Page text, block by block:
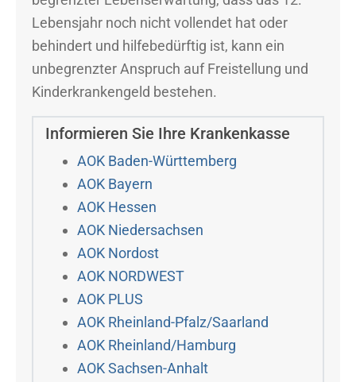
Lebensjahr noch nicht vollendet hat oder
behindert und hilfebedürftig ist, kann ein
unbegrenzter Anspruch auf Freistellung und
Kinderkrankengeld bestehen.
Informieren Sie Ihre Krankenkasse
AOK Baden-Württemberg
AOK Bayern
AOK Hessen
AOK Niedersachsen
AOK Nordost
AOK NORDWEST
AOK PLUS
AOK Rheinland-Pfalz/Saarland
AOK Rheinland/Hamburg
AOK Sachsen-Anhalt